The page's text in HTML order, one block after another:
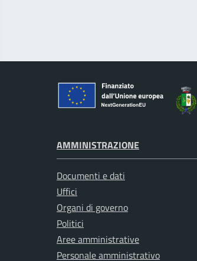
AMMINISTRAZIONE
Documenti e dati
Uffici
Organi di governo
Politici
Aree amministrative
Personale amministrativo